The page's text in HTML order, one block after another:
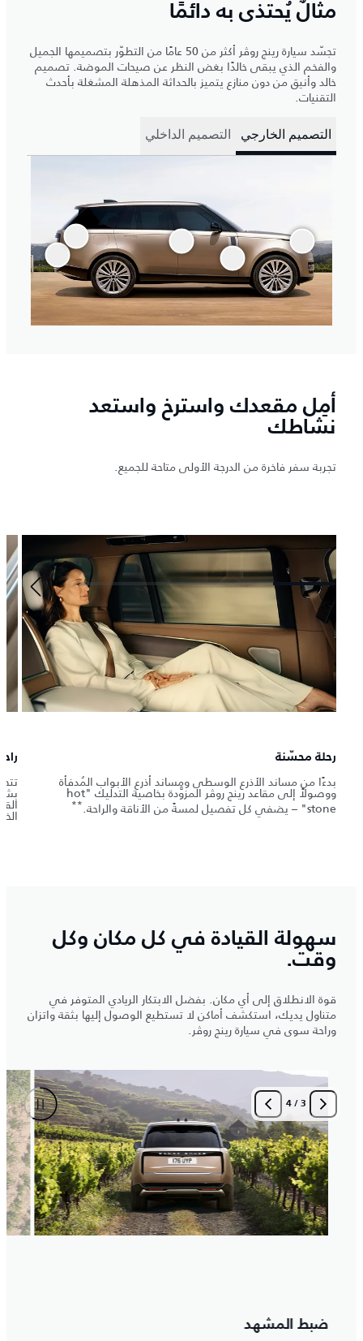
مثالٌ يُحتذى به دائمًا
تجسّد سيارة رينج روڤر أكثر من 50 عامًا من التطوّر بتصميمها الجميل
والفخم الذي يبقى خالدًا بغض النظر عن صيحات الموضة. تصميم
خالد وأنيق من دون منازع يتميز بالحداثة المذهلة المشغلة بأحدث
التقنيات.
التصميم الخارجي التصميم الداخلي
أمِل مقعدك واسترخ واستعد
نشاطك
تجربة سفر فاخرة من الدرجة الأولى متاحة للجميع.
رحلة محسّنة
بدءًا من مساند الأذرع الوسطى ومساند أذرع الأبواب المُدفأة
ووصولاً إلى مقاعد رينج روڤر المزوَّدة بخاصية التدليك "hot
stone" – يضفي كل تفصيل لمسةً من الأناقة والراحة.
**
سهولة القيادة في كل مكان وكل
وقت.
قوة الانطلاق إلى أي مكان. بفضل الابتكار الريادي المتوفر في
متناول يديك، استكشف أماكن لا تستطيع الوصول إليها بثقة واتزان
وراحة سوى في سيارة رينج روڤر.
3
/
4
ضبط المشهد